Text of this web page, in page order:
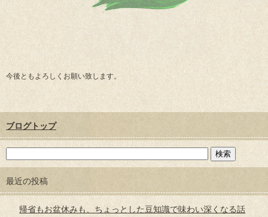
今後ともよろしくお願い致します。
ブログトップ
最近の投稿
帰省もお盆休みも、ちょっとした豆知識で味わい深くなる話